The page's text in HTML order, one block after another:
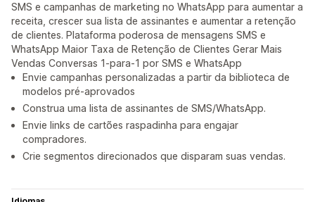
SMS e campanhas de marketing no WhatsApp para aumentar a
receita, crescer sua lista de assinantes e aumentar a retenção
de clientes. Plataforma poderosa de mensagens SMS e
WhatsApp Maior Taxa de Retenção de Clientes Gerar Mais
Vendas Conversas 1-para-1 por SMS e WhatsApp
Envie campanhas personalizadas a partir da biblioteca de
modelos pré-aprovados
Construa uma lista de assinantes de SMS/WhatsApp.
Envie links de cartões raspadinha para engajar
compradores.
Crie segmentos direcionados que disparam suas vendas.